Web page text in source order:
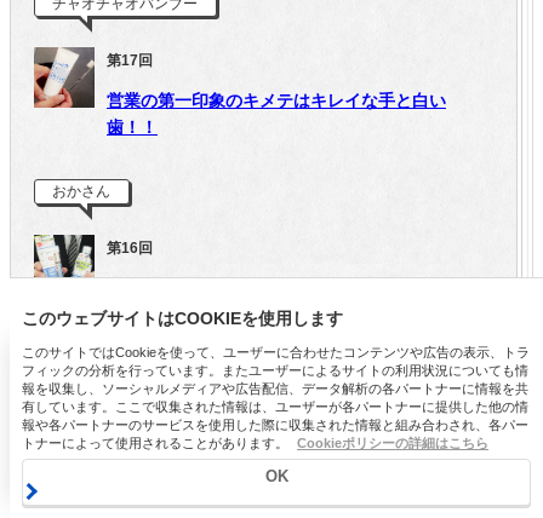
このウェブサイトはCOOKIEを使用します
このサイトではCookieを使って、ユーザーに合わせたコンテンツや広告の表示、トラ
フィックの分析を行っています。またユーザーによるサイトの利用状況についても情
報を収集し、ソーシャルメディアや広告配信、データ解析の各パートナーに情報を共
有しています。ここで収集された情報は、ユーザーが各パートナーに提供した他の情
報や各パートナーのサービスを使用した際に収集された情報と組み合わされ、各パー
トナーによって使用されることがあります。
Cookieポリシーの詳細はこちら
OK
チャオチャオバンブー
第17回
営業の第一印象のキメテはキレイな手と白い
歯！！
おかさん
第16回
てぃんく☆
第15回
フェラーロさんの想いが詰まったこだわりのオー
美白パックでメイク映えUPの透明肌に！
シミ・そばかすを予防して、チート級白肌をGETする洗い流すパック。お試しサイズ
を数量限定で販売中♪